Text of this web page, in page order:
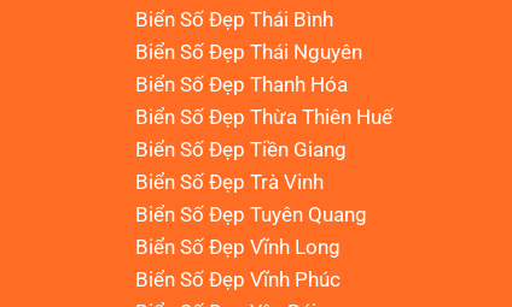
Biển Số Đẹp Thái Bình
Biển Số Đẹp Thái Nguyên
Biển Số Đẹp Thanh Hóa
Biển Số Đẹp Thừa Thiên Huế
Biển Số Đẹp Tiền Giang
Biển Số Đẹp Trà Vinh
Biển Số Đẹp Tuyên Quang
Biển Số Đẹp Vĩnh Long
Biển Số Đẹp Vĩnh Phúc